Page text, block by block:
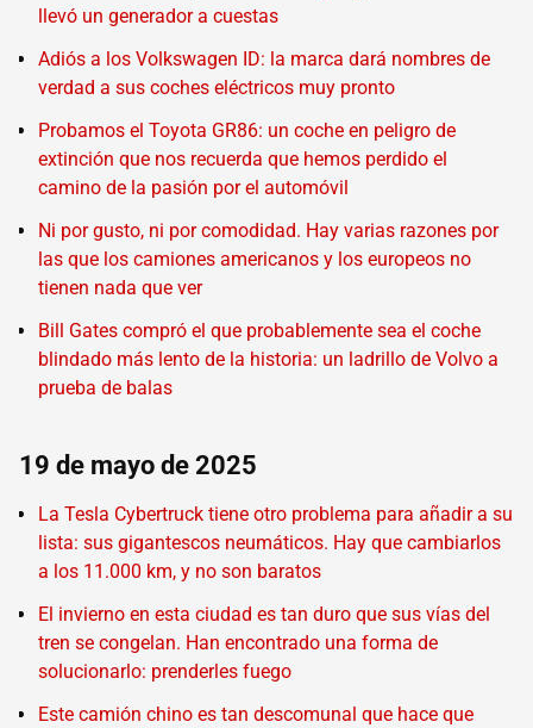
llevó un generador a cuestas
Adiós a los Volkswagen ID: la marca dará nombres de
verdad a sus coches eléctricos muy pronto
Probamos el Toyota GR86: un coche en peligro de
extinción que nos recuerda que hemos perdido el
camino de la pasión por el automóvil
Ni por gusto, ni por comodidad. Hay varias razones por
las que los camiones americanos y los europeos no
tienen nada que ver
Bill Gates compró el que probablemente sea el coche
blindado más lento de la historia: un ladrillo de Volvo a
prueba de balas
19 de mayo de 2025
La Tesla Cybertruck tiene otro problema para añadir a su
lista: sus gigantescos neumáticos. Hay que cambiarlos
a los 11.000 km, y no son baratos
El invierno en esta ciudad es tan duro que sus vías del
tren se congelan. Han encontrado una forma de
solucionarlo: prenderles fuego
Este camión chino es tan descomunal que hace que